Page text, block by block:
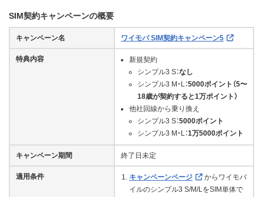
SIM契約キャンペーンの概要
キャンペーン名 ワイモバ SIM契約キャンペーン5
特典内容
新規契約
シンプル3 S：なし
シンプル3 M・L：5000ポイント（5〜
18歳が契約すると1万ポイント）
他社回線から乗り換え
シンプル3 S：5000ポイント
シンプル3 M・L：1万5000ポイント
キャンペーン期間 終了日未定
適用条件 キャンペーンページ
からワイモバ
イルのシンプル3 S/M/LをSIM単体で